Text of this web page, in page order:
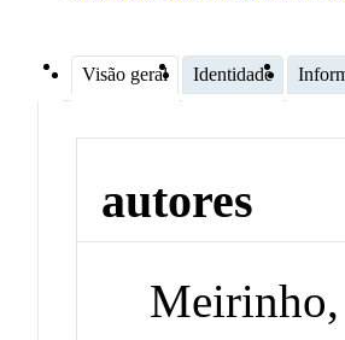
Visão geral Identidade
autores
Meirinho,